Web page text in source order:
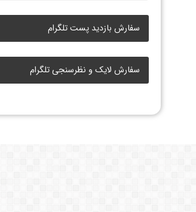
سفارش بازدید پست تلگرام
سفارش لایک و نظرسنجی تلگرام